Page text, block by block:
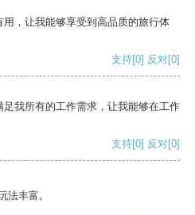
，让我能够享受到高品质的旅行体
支持[0] 反对[0]
我所有的工作需求，让我能够在工作
支持[0] 反对[0]
法丰富。